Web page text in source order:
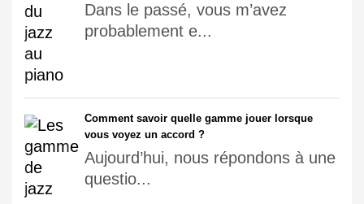
Dans le passé, vous m’avez
probablement e...
Comment savoir quelle gamme jouer lorsque
vous voyez un accord ?
Aujourd’hui, nous répondons à une
questio...